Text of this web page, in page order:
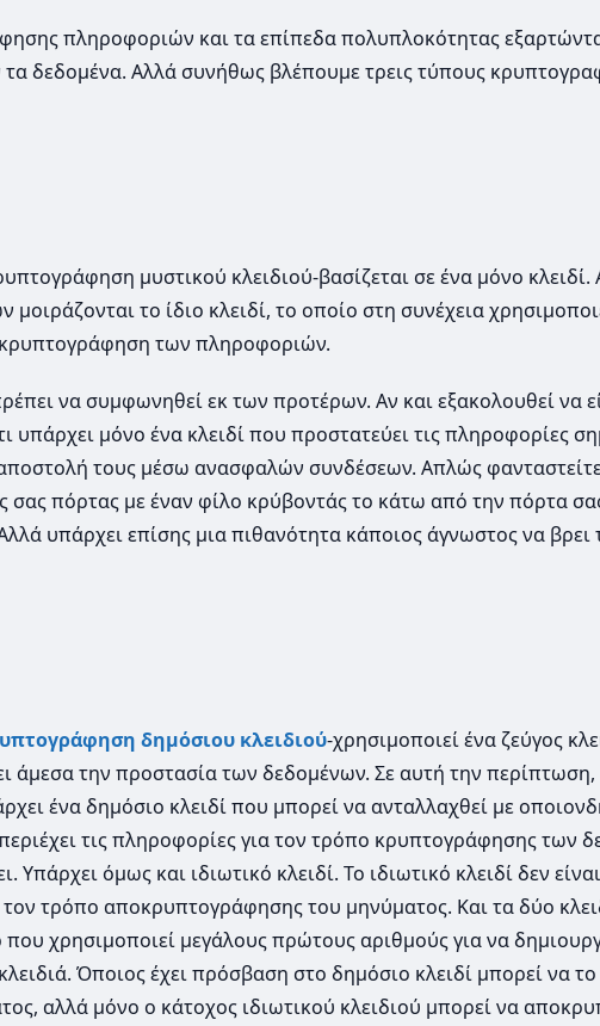
πληροφοριών και τα επίπεδα πολυπλοκότητας
δεδομένα. Αλλά συνήθως βλέπουμε τρεις τύπους
μυστικού κλειδιού-βασίζεται σε ένα μόνο κλειδί.
το ίδιο κλειδί, το οποίο στη συνέχεια
των πληροφοριών.
να συμφωνηθεί εκ των προτέρων. Αν και εξακολουθεί να
μόνο ένα κλειδί που προστατεύει τις πληροφορίες
τους μέσω ανασφαλών συνδέσεων. Απλώς φανταστείτε
σας πόρτας με έναν φίλο κρύβοντάς το κάτω από την πόρτα
υπάρχει επίσης μια πιθανότητα κάποιος άγνωστος να βρει
δημόσιου κλειδιού-χρησιμοποιεί ένα ζεύγος
άμεσα την προστασία των δεδομένων. Σε αυτή την περίπτωση,
ένα δημόσιο κλειδί που μπορεί να ανταλλαχθεί με
τις πληροφορίες για τον τρόπο κρυπτογράφησης των
όμως και ιδιωτικό κλειδί. Το ιδιωτικό κλειδί δεν
τον τρόπο αποκρυπτογράφησης του μηνύματος. Και τα δύο
χρησιμοποιεί μεγάλους πρώτους αριθμούς για να
Όποιος έχει πρόσβαση στο δημόσιο κλειδί μπορεί να
αλλά μόνο ο κάτοχος ιδιωτικού κλειδιού μπορεί να